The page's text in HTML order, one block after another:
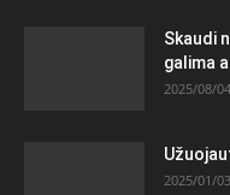
Skaudi
galima
2025/08/04
2025/01/03